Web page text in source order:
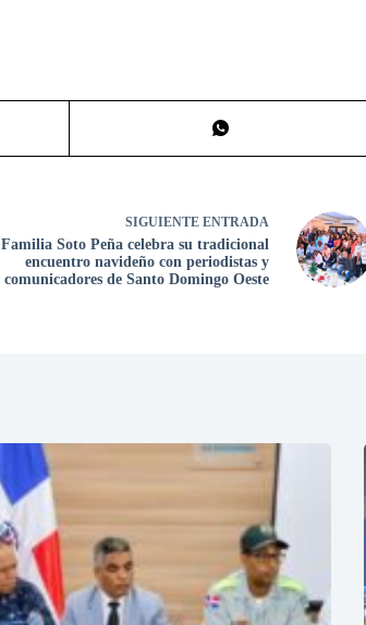
SIGUIENTE ENTRADA
Familia Soto Peña celebra su tradicional
encuentro navideño con periodistas y
comunicadores de Santo Domingo Oeste